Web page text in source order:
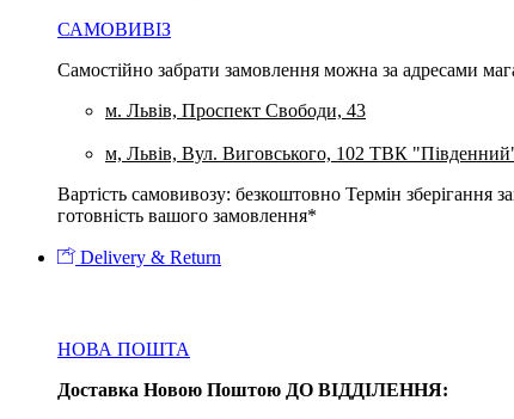
САМОВИВІЗ
Самостійно забрати замовлення можна за адресами
м. Львів, Проспект Свободи, 43
м, Львів, Вул. Виговського, 102 ТВК
Вартість самовивозу: безкоштовно Термін
готовність вашого замовлення*
Delivery & Return
НОВА ПОШТА
Доставка Новою Поштою ДО ВІДДІЛЕННЯ: